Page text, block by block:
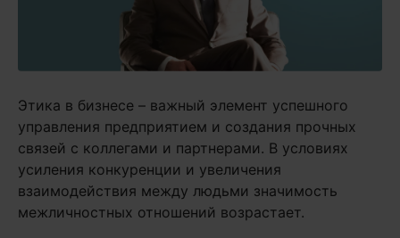
Этика в бизнесе – важный элемент успешного
управления предприятием и создания прочных
связей с коллегами и партнерами. В условиях
усиления конкуренции и увеличения
взаимодействия между людьми значимость
межличностных отношений возрастает.